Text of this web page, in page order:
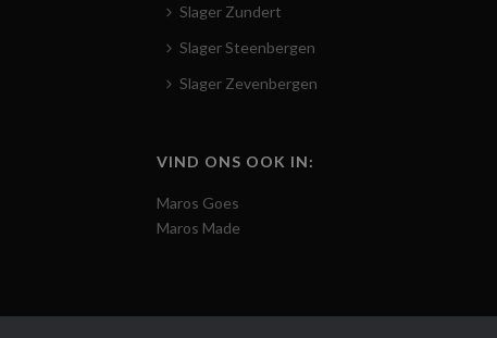
Slager Zundert
Slager Steenbergen
Slager Zevenbergen
VIND ONS OOK IN:
Maros Goes
Maros Made